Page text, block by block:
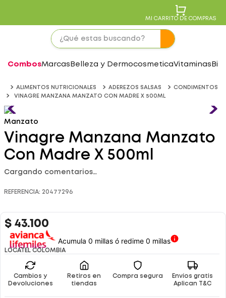
MI CARRITO DE COMPRAS
CombosMarcas Belleza y DermocosmeticaVitaminas
ALIMENTOS NUTRICIONALES ADEREZOS SALSAS
CONDIMENTOS
VINAGRE MANZANA MANZATO CON MADRE X 500ML
Manzato
Vinagre Manzana Manzato
Con Madre X 500ml
Cargando comentarios…
REFERENCIA: 20477296
$ 43.100
Acumula 0 millas ó redime 0 millas
LOCATEL COLOMBIA
Cambios y
Devoluciones
Retiros en
tiendas
Compra segura
Envíos gratis
Aplican T&C